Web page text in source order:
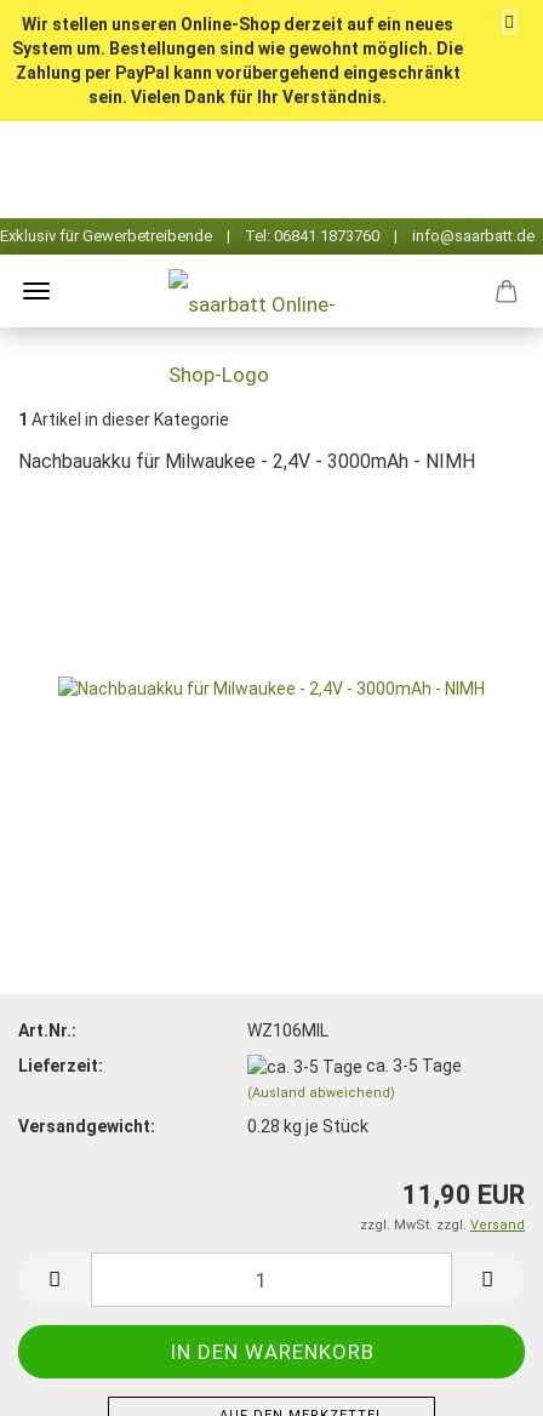
Wir stellen unseren Online-Shop derzeit auf ein neues
System um. Bestellungen sind wie gewohnt möglich. Die
Zahlung per PayPal kann vorübergehend eingeschränkt
sein. Vielen Dank für Ihr Verständnis.
1 Artikel in dieser Kategorie
Nachbauakku für Milwaukee - 2,4V - 3000mAh - NIMH
Art.Nr.:
WZ106MIL
Lieferzeit:
ca. 3-5 Tage
(Ausland abweichend)
Versandgewicht: 0.28 kg je Stück
11,90 EUR
zzgl. MwSt. zzgl. Versand